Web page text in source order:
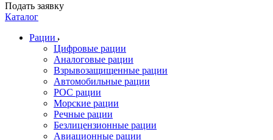
Подать заявку
Каталог
Рации
Цифровые рации
Аналоговые рации
Взрывозащищенные рации
Автомобильные рации
POC рации
Морские рации
Речные рации
Безлицензионные рации
Авиационные рации